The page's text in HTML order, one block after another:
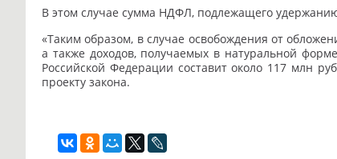
В этом случае сумма НДФЛ, подлежащего
«Таким образом, в случае освобождения от
а также доходов, получаемых в натуральной
Российской Федерации составит около 117 млн
проекту закона.